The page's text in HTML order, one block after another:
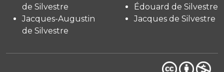
de Silvestre
Jacques-Augustin
de Silvestre
Édouard de Silvestre
Jacques de Silvestre